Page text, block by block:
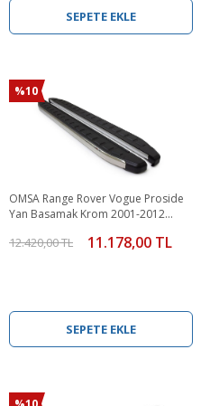
SEPETE EKLE
%10
OMSA Range Rover Vogue Proside
Yan Basamak Krom 2001-2012
12.420,00 TL 11.178,00 TL
SEPETE EKLE